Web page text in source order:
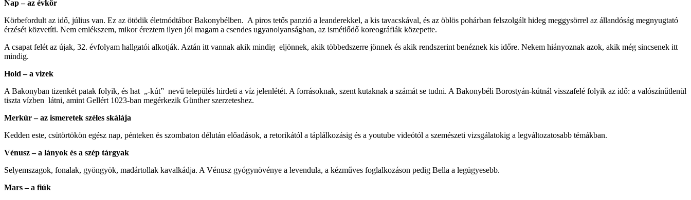
Nap – az évkör
Körbefordult az idő, július van. Ez az ötödik életmódtábor Bakonybélben. A piros tetős panzió a leanderekkel, a kis tavacskával, és az öblös pohárban felszolgált hideg meggysörrel az állandóság megnyugtató
érzését közvetíti. Nem emlékszem, mikor éreztem ilyen jól magam a csendes ugyanolyanságban, az ismétlődő koreográfiák közepette.
A csapat felét az újak, 32. évfolyam hallgatói alkotják. Aztán itt vannak akik mindig eljönnek, akik többedszerre jönnek és akik rendszerint benéznek kis időre. Nekem hiányoznak azok, akik még sincsenek itt
mindig.
Hold – a vizek
A Bakonyban tizenkét patak folyik, és hat „-kút” nevű település hirdeti a víz jelenlétét. A forrásoknak, szent kutaknak a számát se tudni. A Bakonybéli Borostyán-kútnál visszafelé folyik az idő: a valószínűtlenül
tiszta vízben látni, amint Gellért 1023-ban megérkezik Günther szerzeteshez.
Merkúr – az ismeretek széles skálája
Kedden este, csütörtökön egész nap, pénteken és szombaton délután előadások, a retorikától a táplálkozásig és a youtube videótól a szemészeti vizsgálatokig a legváltozatosabb témákban.
Vénusz – a lányok és a szép tárgyak
Selyemszagok, fonalak, gyöngyök, madártollak kavalkádja. A Vénusz gyógynövénye a levendula, a kézműves foglalkozáson pedig Bella a legügyesebb.
Mars – a fiúk